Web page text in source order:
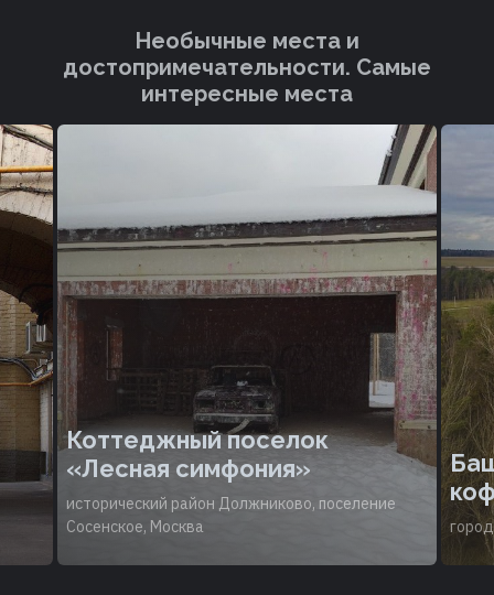
Необычные места и
достопримечательности. Cамые
интересные места
Коттеджный поселок
«Лесная симфония»
исторический район Должниково, поселение
Сосенское, Москва